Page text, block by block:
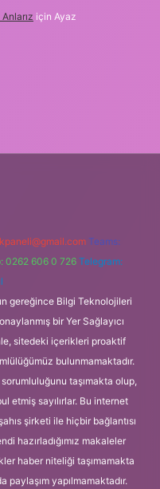
için Ayaz
Teams:
0262 606 0 726 Telegram:
gereğince Bilgi Teknolojileri
bir Yer Sağlayıcı
sitedeki içerikleri proaktif
bulunmamaktadır.
taşımakta olup,
etmiş sayılırlar. Bu internet
şirketi ile hiçbir bağlantısı
hazırladığımız makaleler
haber niteliği taşımamakta
yapılmamaktadır.